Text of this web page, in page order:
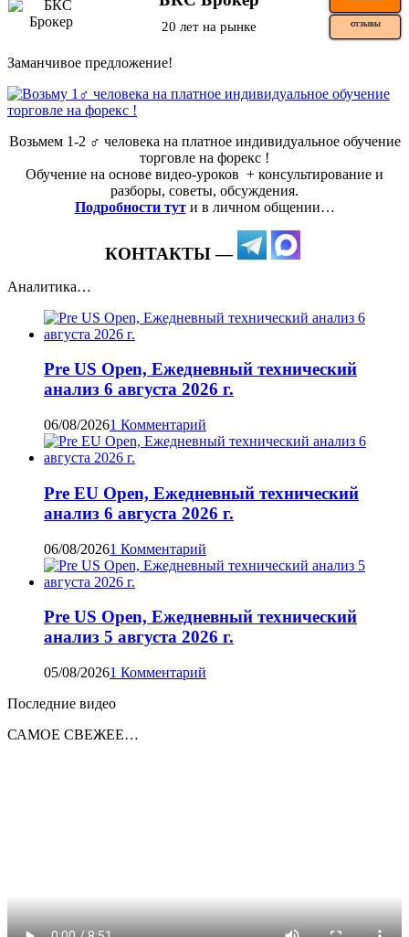
20 лет на рынке ОТЗЫВЫ
Заманчивое предложение!
Возьмем 1-2 ‍♂️ человека на платное индивидуальное обучение
торговле на форекс !
Обучение на основе видео-уроков ️ + консультирование и
разборы, советы, обсуждения.
Подробности тут и в личном общении…
КОНТАКТЫ —
Аналитика…
Pre US Open, Ежедневный технический
анализ 6 августа 2026 г.
06/08/20261 Комментарий
Pre EU Open, Ежедневный технический
анализ 6 августа 2026 г.
06/08/20261 Комментарий
Pre US Open, Ежедневный технический
анализ 5 августа 2026 г.
05/08/20261 Комментарий
Последние видео
САМОЕ СВЕЖЕЕ…